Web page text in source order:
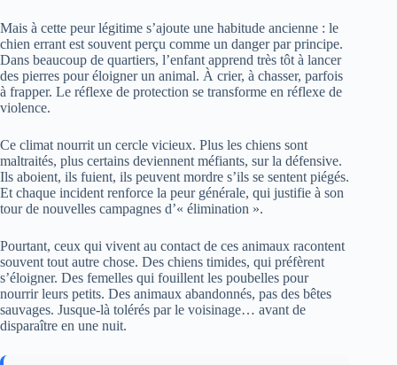
Mais à cette peur légitime s’ajoute une habitude ancienne : le
chien errant est souvent perçu comme un danger par principe.
Dans beaucoup de quartiers, l’enfant apprend très tôt à lancer
des pierres pour éloigner un animal. À crier, à chasser, parfois
à frapper. Le réflexe de protection se transforme en réflexe de
violence.
Ce climat nourrit un cercle vicieux. Plus les chiens sont
maltraités, plus certains deviennent méfiants, sur la défensive.
Ils aboient, ils fuient, ils peuvent mordre s’ils se sentent piégés.
Et chaque incident renforce la peur générale, qui justifie à son
tour de nouvelles campagnes d’« élimination ».
Pourtant, ceux qui vivent au contact de ces animaux racontent
souvent tout autre chose. Des chiens timides, qui préfèrent
s’éloigner. Des femelles qui fouillent les poubelles pour
nourrir leurs petits. Des animaux abandonnés, pas des bêtes
sauvages. Jusque-là tolérés par le voisinage… avant de
disparaître en une nuit.